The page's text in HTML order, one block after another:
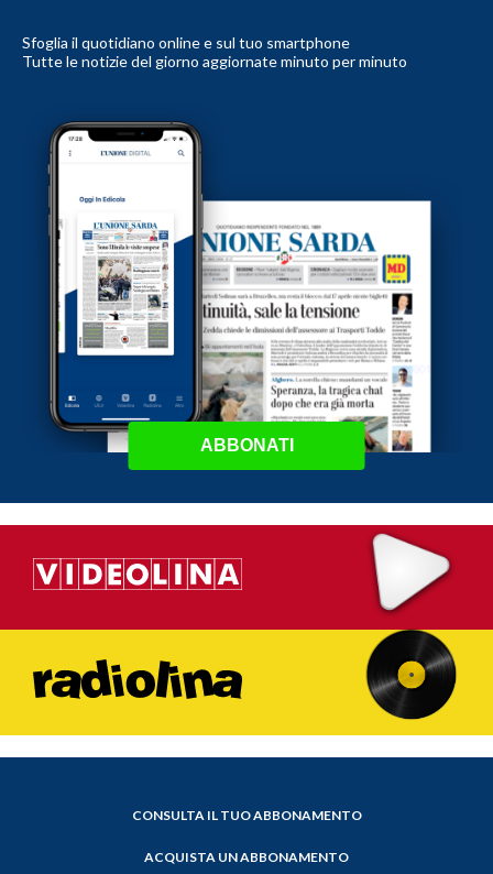
Sfoglia il quotidiano online e sul tuo smartphone
Tutte le notizie del giorno aggiornate minuto per minuto
ABBONATI
CONSULTA IL TUO ABBONAMENTO
ACQUISTA UN ABBONAMENTO